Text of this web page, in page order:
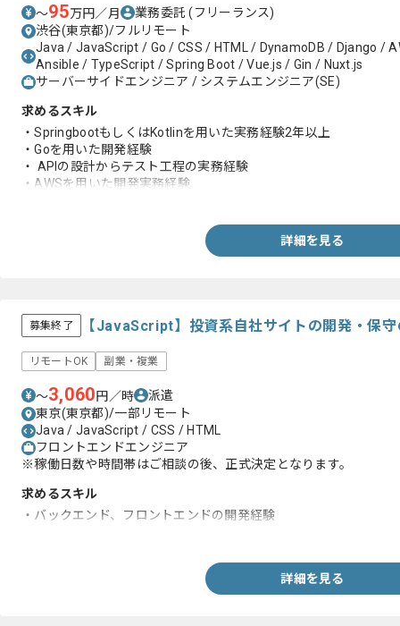
〜95万円／月 業務委託(フリーランス)
渋谷(東京都)/フルリモート
Java / JavaScript / Go / CSS / HTML / DynamoDB / Django /
Ansible / TypeScript / Spring Boot / Vue.js / Gin / Nuxt.js
サーバーサイドエンジニア / システムエンジニア(SE)
求めるスキル
・SpringbootもしくはKotlinを用いた実務経験2年以上
・Goを用いた開発経験
・ APIの設計からテスト工程の実務経験
・AWSを用いた開発実務経験
詳細を見る
募集終了 【JavaScript】投資系自社サイトの開発・保
リモートOK 副業・複業
〜3,060円／時
派遣
東京(東京都)/一部リモート
Java / JavaScript / CSS / HTML
フロントエンドエンジニア
※稼働日数や時間帯はご相談の後、正式決定となります。
求めるスキル
・バックエンド、フロントエンドの開発経験
詳細を見る